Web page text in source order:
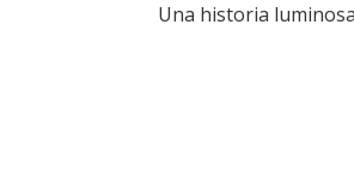
Una historia